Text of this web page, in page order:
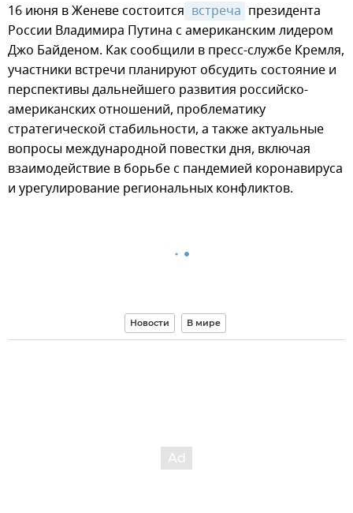
16 июня в Женеве состоится встреча президента
России Владимира Путина с американским лидером
Джо Байденом. Как сообщили в пресс-службе Кремля,
участники встречи планируют обсудить состояние и
перспективы дальнейшего развития российско-
американских отношений, проблематику
стратегической стабильности, а также актуальные
вопросы международной повестки дня, включая
взаимодействие в борьбе с пандемией коронавируса
и урегулирование региональных конфликтов.
Новости В мире